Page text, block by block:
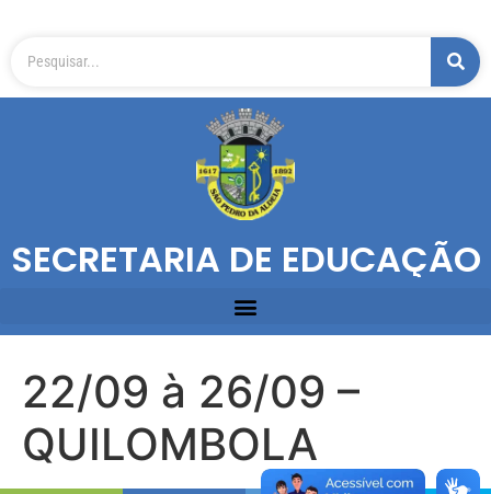
SECRETARIA DE EDUCAÇÃO
22/09 à 26/09 –
QUILOMBOLA